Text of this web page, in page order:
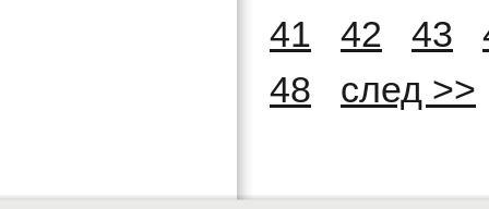
41
42 43
48
след >>